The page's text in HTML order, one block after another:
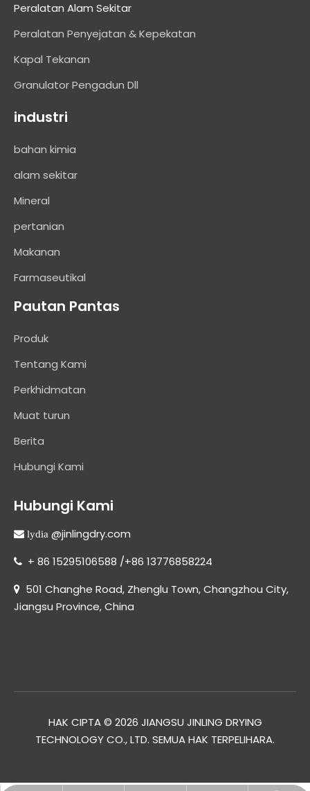
Peralatan Alam Sekitar
Peralatan Penyejatan & Kepekatan
Kapal Tekanan
Granulator Pengadun Dll
industri
bahan kimia
alam sekitar
Mineral
pertanian
Makanan
Farmaseutikal
Pautan Pantas
Produk
Tentang Kami
Perkhidmatan
Muat turun
Berita
Hubungi Kami
Hubungi Kami
 lydia @jinlingdry.com
 + 86 15295106588 /+86 13776858224
 501 Changhe Road, Zhenglu Town, Changzhou City,
Jiangsu Province, China
HAK CIPTA © 2026 JIANGSU JINLING DRYING
TECHNOLOGY CO., LTD. SEMUA HAK TERPELIHARA.